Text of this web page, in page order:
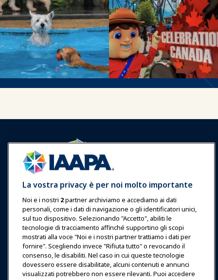
Accedi Unisciti ora
Premi Carriere
Contatto
Esposizioni & Eventi
Notizie & Funworld
Educazione
La vostra privacy è per noi molto importante
Noi e i nostri 2partner archiviamo e accediamo ai dati
personali, come i dati di navigazione o gli identificatori unici,
sul tuo dispositivo. Selezionando "Accetto", abiliti le
tecnologie di tracciamento affinché supportino gli scopi
mostrati alla voce "Noi e i nostri partner trattiamo i dati per
fornire". Scegliendo invece "Rifiuta tutto" o revocando il
consenso, le disabiliti. Nel caso in cui queste tecnologie
dovessero essere disabilitate, alcuni contenuti e annunci
visualizzati potrebbero non essere rilevanti. Puoi accedere